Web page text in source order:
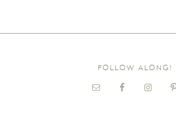
FOLLOW ALONG!